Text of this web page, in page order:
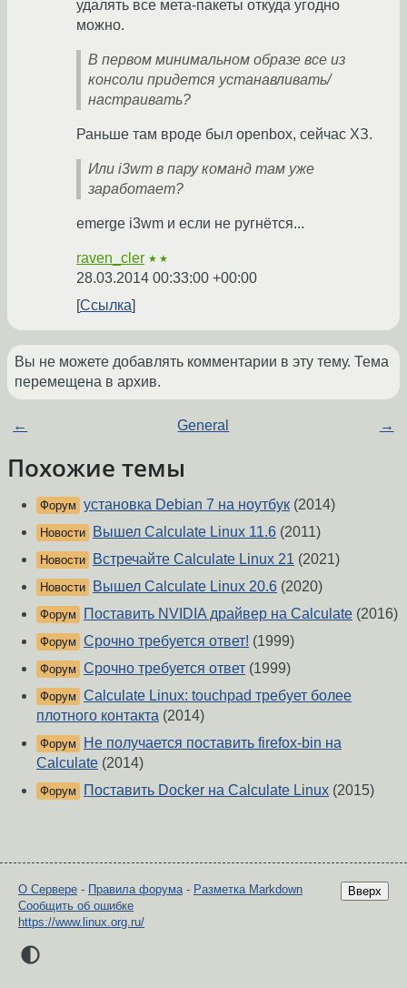
удалять все мета-пакеты откуда угодно
можно.
В первом минимальном образе все из
консоли придется устанавливать/
настраивать?
Раньше там вроде был openbox, сейчас ХЗ.
Или i3wm в пару команд там уже
заработает?
emerge i3wm и если не ругнётся...
raven_cler ★★
28.03.2014 00:33:00 +00:00
Ссылка
Вы не можете добавлять комментарии в эту тему. Тема
перемещена в архив.
← General →
Похожие темы
Форум установка Debian 7 на ноутбук (2014)
Новости Вышел Calculate Linux 11.6 (2011)
Новости Встречайте Calculate Linux 21 (2021)
Новости Вышел Calculate Linux 20.6 (2020)
Форум Поставить NVIDIA драйвер на Calculate (2016)
Форум Срочно требуется ответ! (1999)
Форум Срочно требуется ответ (1999)
Форум Calculate Linux: touchpad требует более
плотного контакта (2014)
Форум
Не получается поставить firefox-bin на
Calculate (2014)
Форум Поставить Docker на Calculate Linux (2015)
Вверх
О Сервере - Правила форума - Разметка Markdown
Сообщить об ошибке
https://www.linux.org.ru/